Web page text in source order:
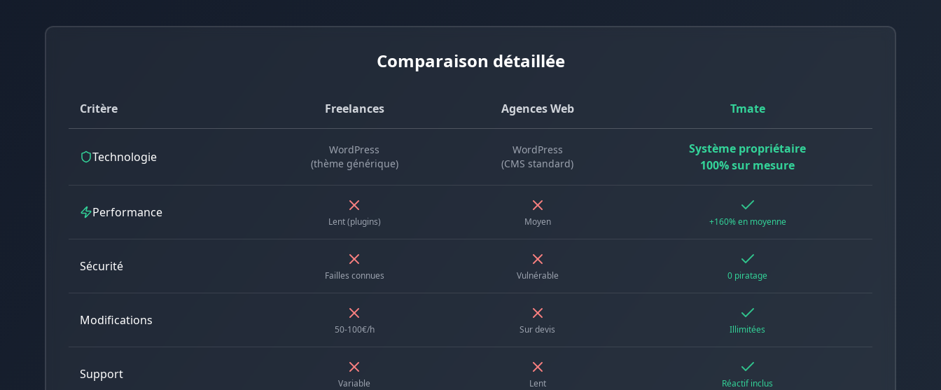
Comparaison détaillée
Critère Freelances Agences Web Tmate
Technologie
WordPress
(thème générique)
WordPress
(CMS standard)
Système propriétaire
100% sur mesure
Performance
Lent (plugins) Moyen +160% en moyenne
Sécurité
Failles connues Vulnérable 0 piratage
Modifications
50-100€/h Sur devis Illimitées
Support
Variable Lent Réactif inclus